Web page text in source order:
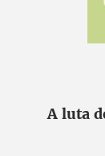
A luta